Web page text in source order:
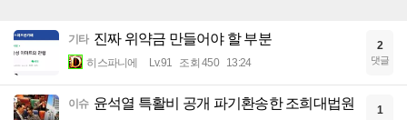
기타 진짜 위약금 만들어야 할 부분
히스파니에 Lv.91 조회 450 13:24
2
댓글
이슈 윤석열 특활비 공개 파기환송한 조희대법원 1